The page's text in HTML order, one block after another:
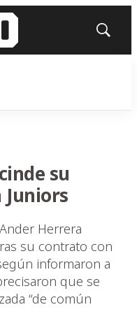
Mostrar
su
Herrera
su contrato con
informaron a
que se
“de común